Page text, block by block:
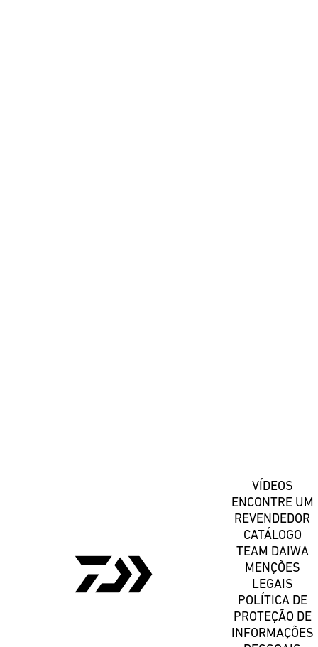
VÍDEOS
ENCONTRE UM
REVENDEDOR
CATÁLOGO
TEAM DAIWA
MENÇÕES
LEGAIS
POLÍTICA DE
PROTEÇÃO DE
INFORMAÇÕES